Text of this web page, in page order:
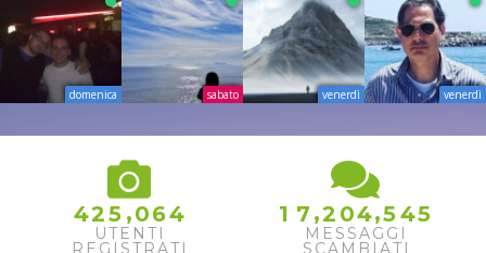
domenica sabato venerdì venerdì
425 ,064
UTENTI
REGISTRATI
1 7 ,2 04,545
MESSAGGI
SCAMBIATI